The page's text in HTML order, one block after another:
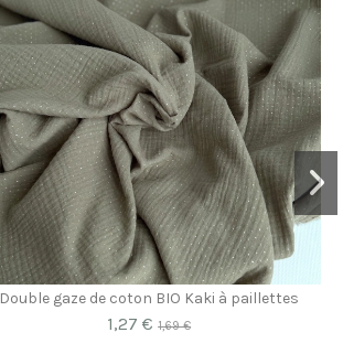
Double gaze de coton BIO Kaki à paillettes
1,27 €1,69 €